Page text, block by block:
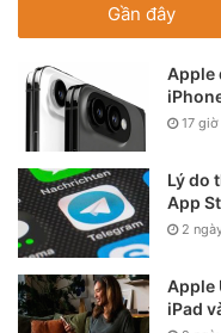
Gần đây
Apple
17
Lý do
App
2
Apple
iPad